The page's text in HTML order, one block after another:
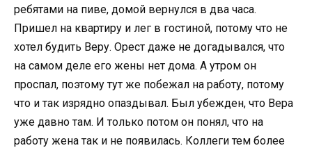
ребятами на пиве, домой вернулся в два часа.
Пришел на квартиру и лег в гостиной, потому что не
хотел будить Веру. Орест даже не догадывался, что
на самом деле его жены нет дома. А утром он
проспал, поэтому тут же побежал на работу, потому
что и так изрядно опаздывал. Был убежден, что Вера
уже давно там. И только потом он понял, что на
работу жена так и не появилась. Коллеги тем более